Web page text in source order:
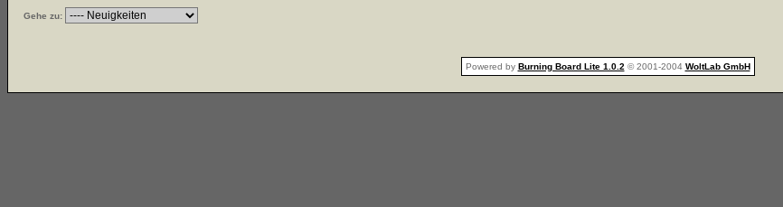
Gehe zu:
Powered by Burning Board Lite 1.0.2 © 2001-2004 WoltLab GmbH